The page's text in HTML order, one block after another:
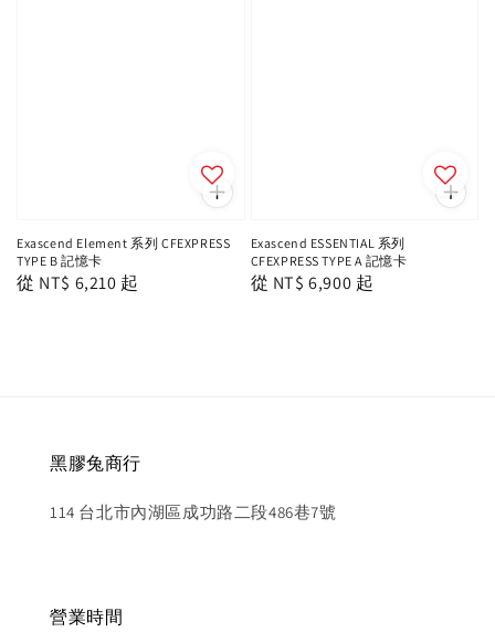
Exascend Element 系列 CFEXPRESS
TYPE B 記憶卡
Regular
從 NT$ 6,210 起
Exascend ESSENTIAL 系列
CFEXPRESS TYPE A 記憶卡
Regular
從 NT$ 6,900 起
黑膠兔商行
114 台北市內湖區成功路二段486巷7號
營業時間